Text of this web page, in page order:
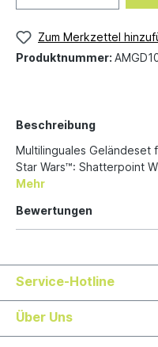
Zum Merkzettel
Produktnummer:
Beschreibung
Multilinguales Geländeset
Star Wars™: Shatterpoint
Mehr
Bewertungen
Service-Hotline
Über Uns